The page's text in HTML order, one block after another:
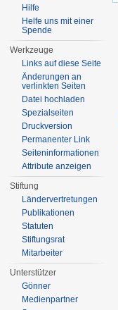
Hilfe
Helfe uns mit einer
Spende
Werkzeuge
Links auf diese Seite
Änderungen an
verlinkten Seiten
Datei hochladen
Spezialseiten
Druckversion
Permanenter Link
Seiten­informationen
Attribute anzeigen
Stiftung
Ländervertretungen
Publikationen
Statuten
Stiftungsrat
Mitarbeiter
Unterstützer
Gönner
Medienpartner